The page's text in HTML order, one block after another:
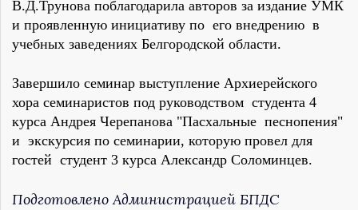
В.Д.Трунова поблагодарила авторов за издание УМК
и проявленную инициативу по его внедрению в
учебных заведениях Белгородской области.
Завершило семинар выступление Архиерейского
хора семинаристов под руководством студента 4
курса Андрея Черепанова "Пасхальные песнопения"
и экскурсия по семинарии, которую провел для
гостей студент 3 курса Александр Соломинцев.
Подготовлено Администрацией БПДС